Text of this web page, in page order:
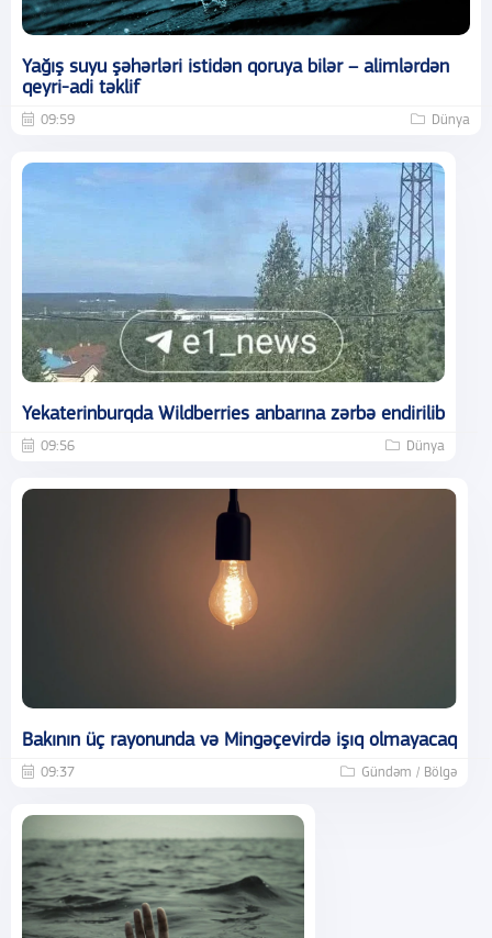
Yağış suyu şəhərləri istidən qoruya bilər – alimlərdən
qeyri-adi təklif
09:59 Dünya
Yekaterinburqda Wildberries anbarına zərbə endirilib
09:56 Dünya
Bakının üç rayonunda və Mingəçevirdə işıq olmayacaq
09:37 Gündəm / Bölgə